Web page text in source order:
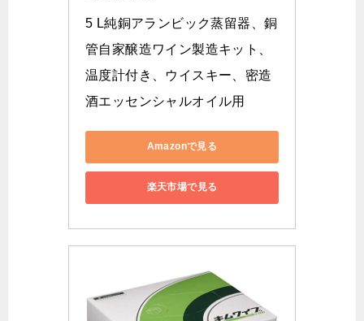
5 L純銅アランビック蒸留器、銅
管自家醸造ワイン製造キット、
温度計付き、ウイスキー、密造
酒エッセンシャルオイル用
Amazonで見る
楽天市場で見る